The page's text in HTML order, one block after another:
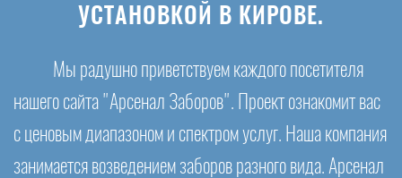
УСТАНОВКОЙ В КИРОВЕ.
Мы радушно приветствуем каждого посетителя
нашего сайта "Арсенал Заборов". Проект ознакомит вас
с ценовым диапазоном и спектром услуг. Наша компания
занимается возведением заборов разного вида. Арсенал